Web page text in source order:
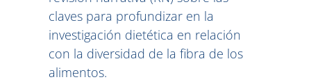
claves para profundizar en la
investigación dietética en relación
con la diversidad de la fibra de los
alimentos.